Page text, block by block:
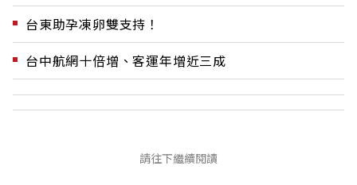
台東助孕凍卵雙支持！
台中航網十倍增、客運年增近三成
請往下繼續閱讀